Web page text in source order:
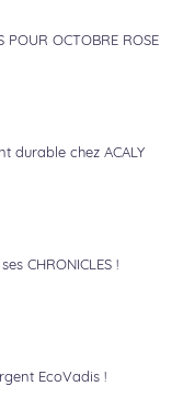
POUR OCTOBRE ROSE
durable chez ACALY
CHRONICLES !
EcoVadis !